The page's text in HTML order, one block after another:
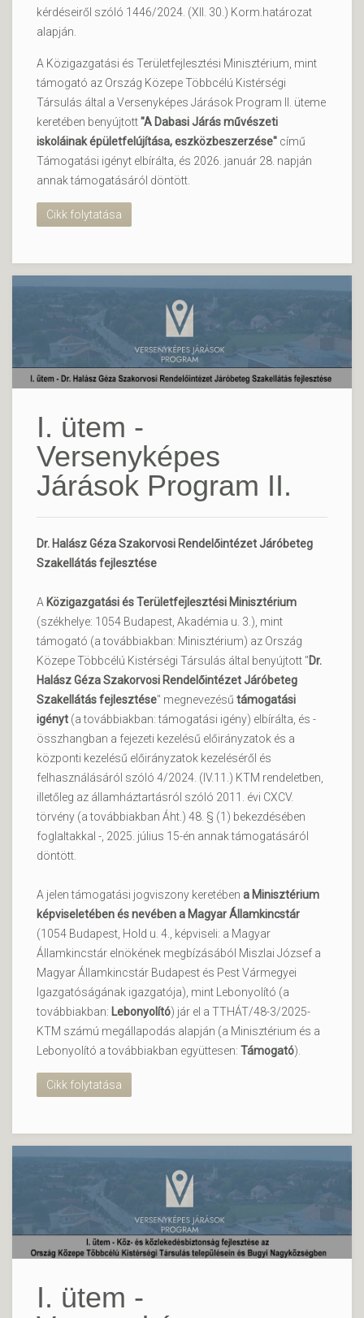
kérdéseiről szóló 1446/2024. (XII. 30.) Korm.határozat
alapján.
A Közigazgatási és Területfejlesztési Minisztérium, mint
támogató az Ország Közepe Többcélú Kistérségi
Társulás által a Versenyképes Járások Program II. üteme
keretében benyújtott"A Dabasi Járás művészeti
iskoláinak épületfelújítása, eszközbeszerzése" című
Támogatási igényt elbírálta, és 2026. január 28. napján
annak támogatásáról döntött.
Cikk folytatása
I. ütem -
Versenyképes
Járások Program II.
Dr. Halász Géza Szakorvosi Rendelőintézet Járóbeteg
Szakellátás fejlesztése
A Közigazgatási és Területfejlesztési Minisztérium
(székhelye: 1054 Budapest, Akadémia u. 3.), mint
támogató (a továbbiakban: Minisztérium) az Ország
Közepe Többcélú Kistérségi Társulás által benyújtott "Dr.
Halász Géza Szakorvosi Rendelőintézet Járóbeteg
Szakellátás fejlesztése" megnevezésű támogatási
igényt (a továbbiakban: támogatási igény) elbírálta, és -
összhangban a fejezeti kezelésű előirányzatok és a
központi kezelésű előirányzatok kezeléséről és
felhasználásáról szóló 4/2024. (IV.11.) KTM rendeletben,
illetőleg az államháztartásról szóló 2011. évi CXCV.
törvény (a továbbiakban Áht.) 48. § (1) bekezdésében
foglaltakkal -, 2025. július 15-én annak támogatásáról
döntött.
A jelen támogatási jogviszony keretében a Minisztérium
képviseletében és nevében a Magyar Államkincstár
(1054 Budapest, Hold u. 4., képviseli: a Magyar
Államkincstár elnökének megbízásából Miszlai József a
Magyar Államkincstár Budapest és Pest Vármegyei
Igazgatóságának igazgatója), mint Lebonyolító (a
továbbiakban: Lebonyolító) jár el a TTHÁT/48-3/2025-
KTM számú megállapodás alapján (a Minisztérium és a
Lebonyolító a továbbiakban együttesen: Támogató).
Cikk folytatása
I. ütem -